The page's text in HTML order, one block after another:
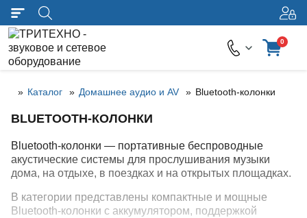
0
Каталог Домашнее аудио и AV Bluetooth-колонки
BLUETOOTH-КОЛОНКИ
Bluetooth-колонки — портативные беспроводные
акустические системы для прослушивания музыки
дома, на отдыхе, в поездках и на открытых площадках.
В категории представлены компактные и мощные
Bluetooth-колонки с аккумулятором, поддержкой